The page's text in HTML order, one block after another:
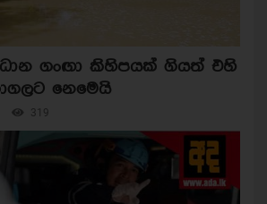
ගංඟා කිහිපයක් ගියත් එහි
නෙමෙයි
319